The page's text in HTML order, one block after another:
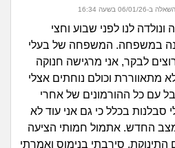
עצות חדשות
מה קורה כאן?
מתחם הטיפים
מדורים
26 בשעה 16:34
לנו לפני שבוע וחצי
במשפחה. המשפחה של בעלי
לבקר, אני מרגישה חנוקה
מתאווררת וכולם נוחתים אצלי
עם כל ההורמונים של אחרי
סבלנות בכלל כי גם אני עוד לא
החדש. אתמול חמותי הציעה
סירבתי בנימוס ואמרתי